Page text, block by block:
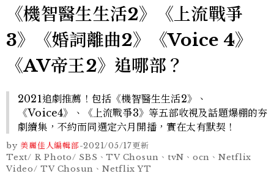
《機智醫生生活2》《上流戰爭
3》《婚詞離曲2》《Voice 4》
《AV帝王2》追哪部？
2021追劇推薦！包括《機智醫生生活2》、
《Voice4》、《上流戰爭3》等五部收視及話題爆棚的夯
劇續集，不約而同選定六月開播，實在太有默契！
by 美麗佳人編輯部-2021/05/17更新
Text/ R Photo/ SBS、TV Chosun、tvN、ocn、Netflix
Video/ TV Chosun、Netflix YT